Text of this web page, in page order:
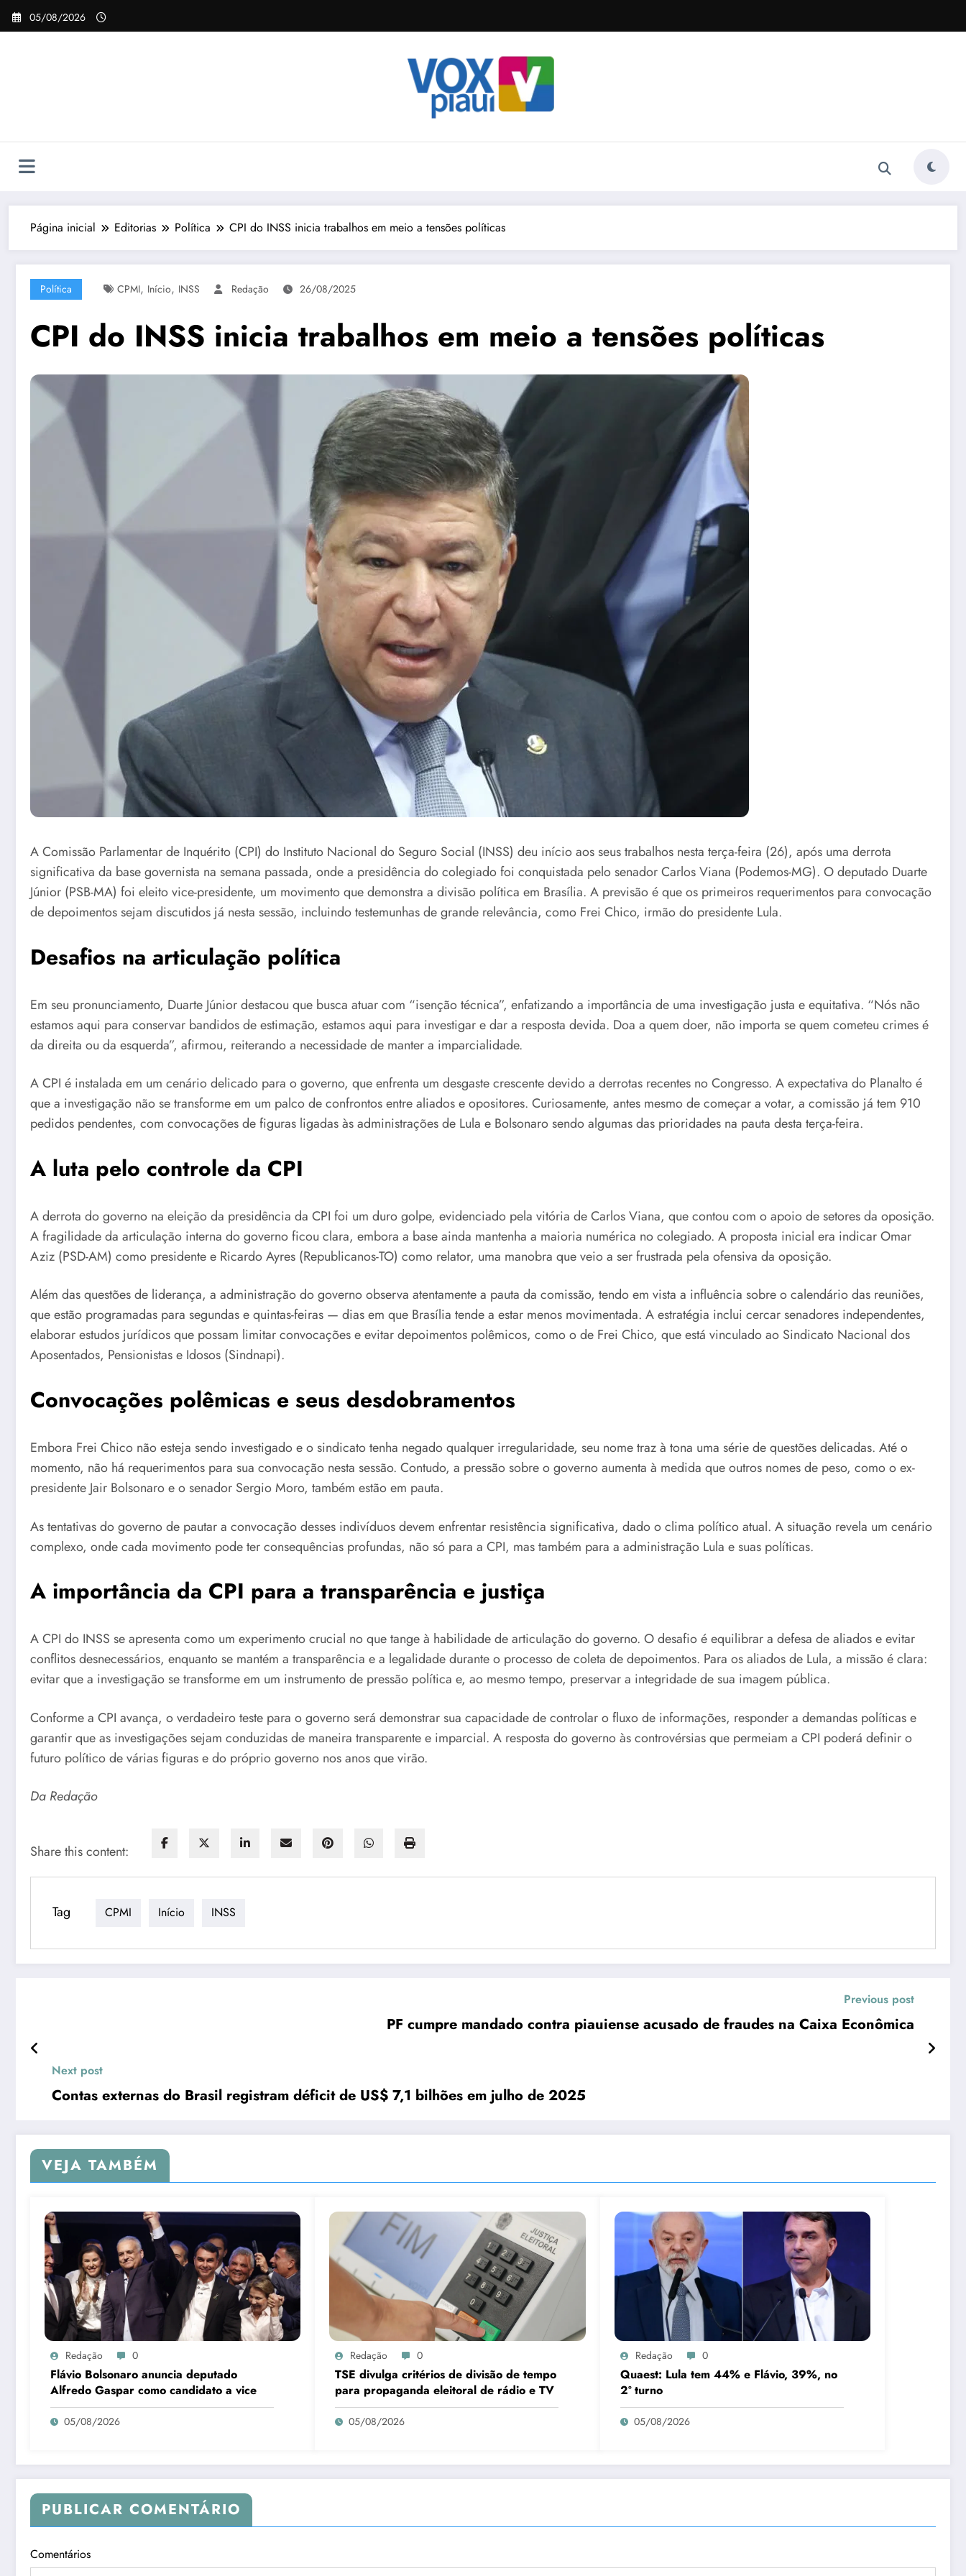
Pular
para
05/08/2026
Página inicial Editorias Política CPI do INSS inicia trabalhos em meio a tensões políticas
Política CPMI, Início, INSS Redação 26/08/2025
CPI do INSS inicia trabalhos em meio a tensões políticas
A Comissão Parlamentar de Inquérito (CPI) do Instituto Nacional do Seguro Social (INSS) deu início aos seus trabalhos nesta terça-feira (26), após uma derrota
significativa da base governista na semana passada, onde a presidência do colegiado foi conquistada pelo senador Carlos Viana (Podemos-MG). O deputado Duarte
Júnior (PSB-MA) foi eleito vice-presidente, um movimento que demonstra a divisão política em Brasília. A previsão é que os primeiros requerimentos para convocação
de depoimentos sejam discutidos já nesta sessão, incluindo testemunhas de grande relevância, como Frei Chico, irmão do presidente Lula.
Desafios na articulação política
Em seu pronunciamento, Duarte Júnior destacou que busca atuar com “isenção técnica”, enfatizando a importância de uma investigação justa e equitativa. “Nós não
estamos aqui para conservar bandidos de estimação, estamos aqui para investigar e dar a resposta devida. Doa a quem doer, não importa se quem cometeu crimes é
da direita ou da esquerda”, afirmou, reiterando a necessidade de manter a imparcialidade.
A CPI é instalada em um cenário delicado para o governo, que enfrenta um desgaste crescente devido a derrotas recentes no Congresso. A expectativa do Planalto é
que a investigação não se transforme em um palco de confrontos entre aliados e opositores. Curiosamente, antes mesmo de começar a votar, a comissão já tem 910
pedidos pendentes, com convocações de figuras ligadas às administrações de Lula e Bolsonaro sendo algumas das prioridades na pauta desta terça-feira.
A luta pelo controle da CPI
A derrota do governo na eleição da presidência da CPI foi um duro golpe, evidenciado pela vitória de Carlos Viana, que contou com o apoio de setores da oposição.
A fragilidade da articulação interna do governo ficou clara, embora a base ainda mantenha a maioria numérica no colegiado. A proposta inicial era indicar Omar
Aziz (PSD-AM) como presidente e Ricardo Ayres (Republicanos-TO) como relator, uma manobra que veio a ser frustrada pela ofensiva da oposição.
Além das questões de liderança, a administração do governo observa atentamente a pauta da comissão, tendo em vista a influência sobre o calendário das reuniões,
que estão programadas para segundas e quintas-feiras — dias em que Brasília tende a estar menos movimentada. A estratégia inclui cercar senadores independentes,
elaborar estudos jurídicos que possam limitar convocações e evitar depoimentos polêmicos, como o de Frei Chico, que está vinculado ao Sindicato Nacional dos
Aposentados, Pensionistas e Idosos (Sindnapi).
Convocações polêmicas e seus desdobramentos
Embora Frei Chico não esteja sendo investigado e o sindicato tenha negado qualquer irregularidade, seu nome traz à tona uma série de questões delicadas. Até o
momento, não há requerimentos para sua convocação nesta sessão. Contudo, a pressão sobre o governo aumenta à medida que outros nomes de peso, como o ex-
presidente Jair Bolsonaro e o senador Sergio Moro, também estão em pauta.
As tentativas do governo de pautar a convocação desses indivíduos devem enfrentar resistência significativa, dado o clima político atual. A situação revela um cenário
complexo, onde cada movimento pode ter consequências profundas, não só para a CPI, mas também para a administração Lula e suas políticas.
A importância da CPI para a transparência e justiça
A CPI do INSS se apresenta como um experimento crucial no que tange à habilidade de articulação do governo. O desafio é equilibrar a defesa de aliados e evitar
conflitos desnecessários, enquanto se mantém a transparência e a legalidade durante o processo de coleta de depoimentos. Para os aliados de Lula, a missão é clara:
evitar que a investigação se transforme em um instrumento de pressão política e, ao mesmo tempo, preservar a integridade de sua imagem pública.
Conforme a CPI avança, o verdadeiro teste para o governo será demonstrar sua capacidade de controlar o fluxo de informações, responder a demandas políticas e
garantir que as investigações sejam conduzidas de maneira transparente e imparcial. A resposta do governo às controvérsias que permeiam a CPI poderá definir o
futuro político de várias figuras e do próprio governo nos anos que virão.
Da Redação
Share this content:
Tag CPMI Início INSS
Previous post
PF cumpre mandado contra piauiense acusado de fraudes na Caixa Econômica
Next post
Contas externas do Brasil registram déficit de US$ 7,1 bilhões em julho de 2025
VEJA TAMBÉM
Redação 0
Flávio Bolsonaro anuncia deputado
Alfredo Gaspar como candidato a vice
05/08/2026
Redação 0
TSE divulga critérios de divisão de tempo
para propaganda eleitoral de rádio e TV
05/08/2026
Redação 0
Quaest: Lula tem 44% e Flávio, 39%, no
2º turno
05/08/2026
PUBLICAR COMENTÁRIO
Comentários